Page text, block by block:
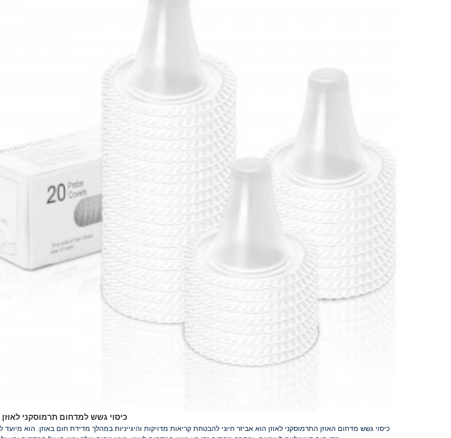
כיסוי גשש למדחום תרמוסקני
כיסוי גשש מדחום האוזן התרמוסקני לאוזן הוא אביזר חיוני להבטחת קריאות מדויקות והיגייניות במהלך מדידת חום באוזן. הוא